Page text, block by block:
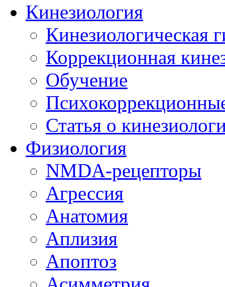
Кинезиология
Кинезиологическая
Коррекционная
Обучение
Статья о
Физиология
NMDA-рецепторы
Агрессия
Анатомия
Аплизия
Апоптоз